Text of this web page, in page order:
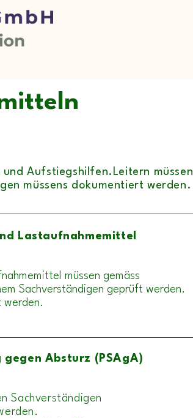
Aufstiegshilfen.Leitern müssen
müssens dokumentiert werden.
Lastaufnahmemittel
müssen gemäss
Sachverständigen geprüft werden.
werden.
Absturz (PSAgA)
Sachverständigen